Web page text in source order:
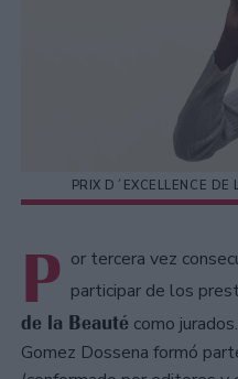
PRIX D´EXCELLENCE
P or tercera vez
participar de los
de la Beauté como
Gomez Dossena formó